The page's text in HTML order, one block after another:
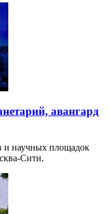
авангард
и научных площадок
Сити.